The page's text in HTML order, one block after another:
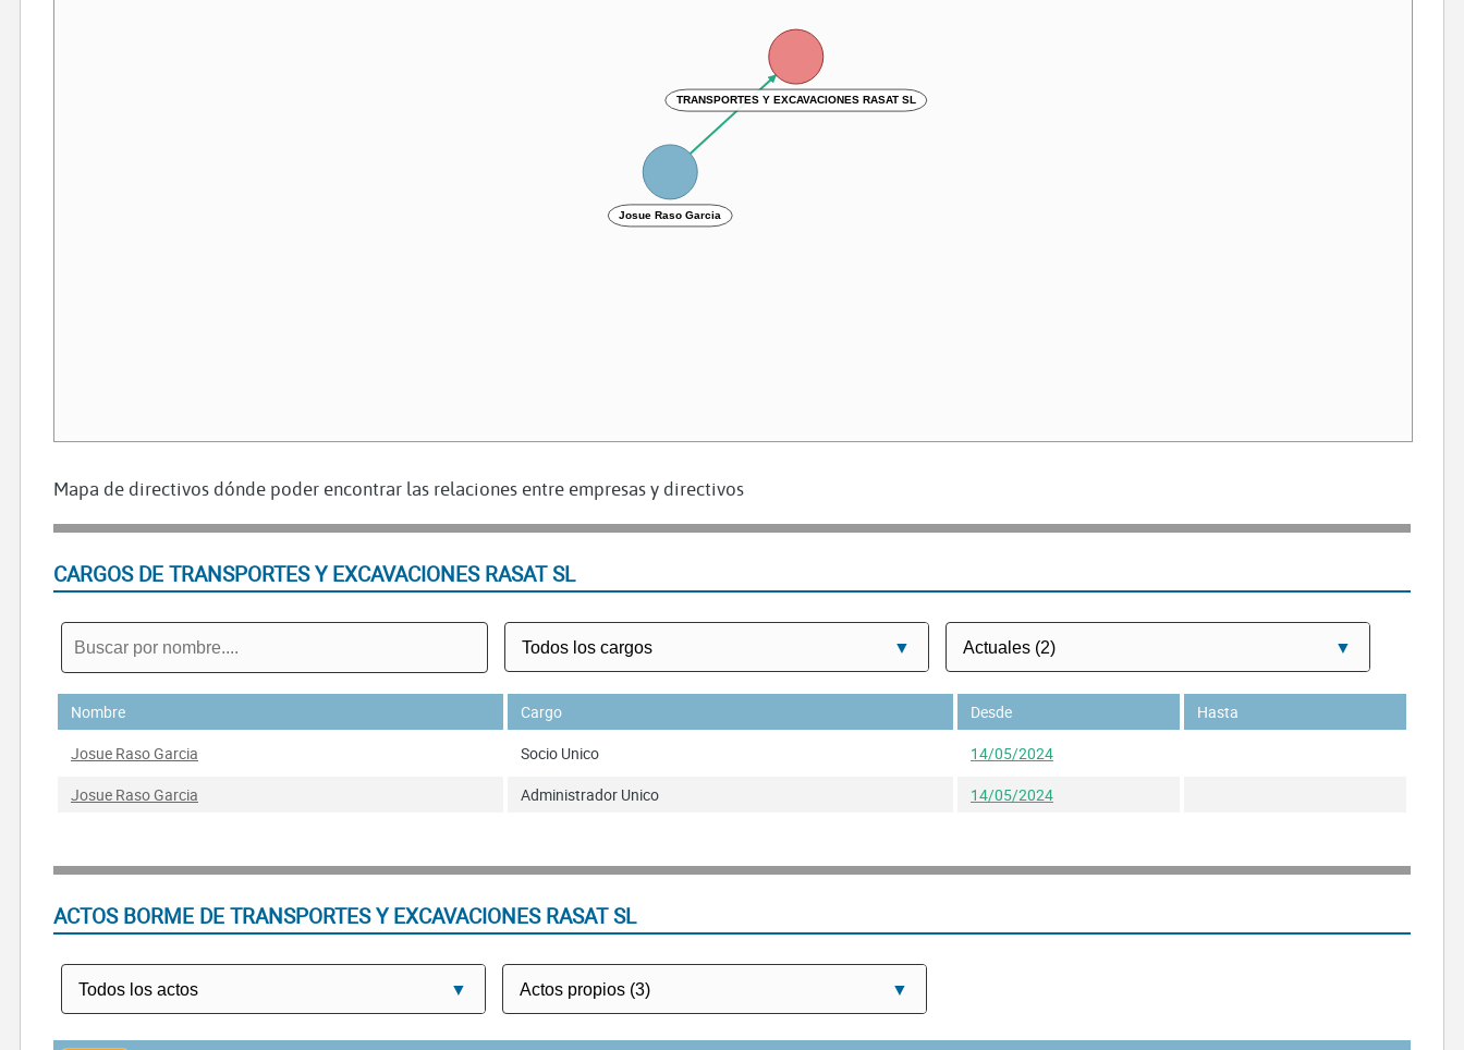
TRANSPORTES Y EXCAVACIONES RASAT SL
Josue Raso Garcia
Mapa de directivos dónde poder encontrar las relaciones entre empresas y directivos
CARGOS DE TRANSPORTES Y EXCAVACIONES RASAT SL
Nombre Cargo Desde
Hasta
Josue Raso Garcia
Socio Unico
14/05/2024
Josue Raso Garcia
Administrador Unico 14/05/2024
ACTOS BORME DE TRANSPORTES Y EXCAVACIONES RASAT SL